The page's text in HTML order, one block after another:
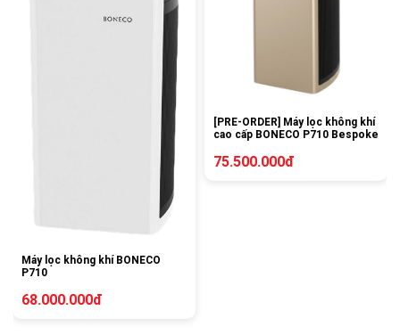
Máy lọc không khí BONECO
P710
68.000.000đ
[PRE-ORDER] Máy lọc không khí
cao cấp BONECO P710 Bespoke
75.500.000đ